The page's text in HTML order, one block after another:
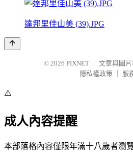
達邦里佳山美 (39).JPG
© 2026 PIXNET
文章與圖
隱私權政策
服
⚠️
成人內容提醒
本部落格內容僅限年滿十八歲者瀏